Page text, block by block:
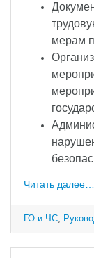
мерам
Читать далее…
ГО и ЧС,